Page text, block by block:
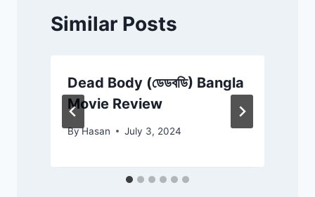
Similar Posts
Dead Body (ডেডবডি) Bangla
Movie Review
ByHasan July 3, 2024